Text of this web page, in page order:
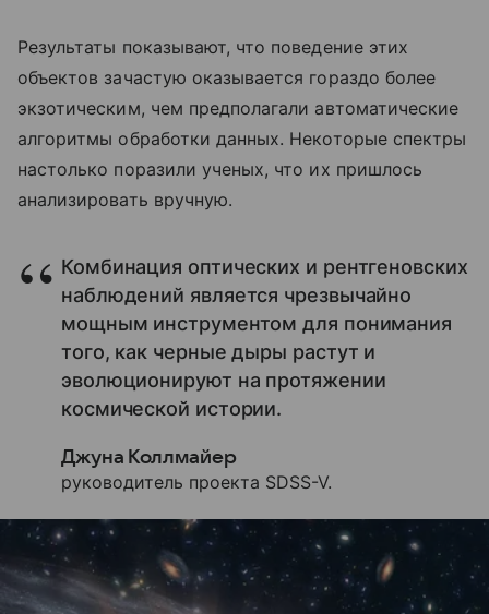
Результаты показывают, что поведение этих
объектов зачастую оказывается гораздо более
экзотическим, чем предполагали автоматические
алгоритмы обработки данных. Некоторые спектры
настолько поразили ученых, что их пришлось
анализировать вручную.
Комбинация оптических и рентгеновских
наблюдений является чрезвычайно
мощным инструментом для понимания
того, как черные дыры растут и
эволюционируют на протяжении
космической истории.
Джуна Коллмайер
руководитель проекта SDSS-V.